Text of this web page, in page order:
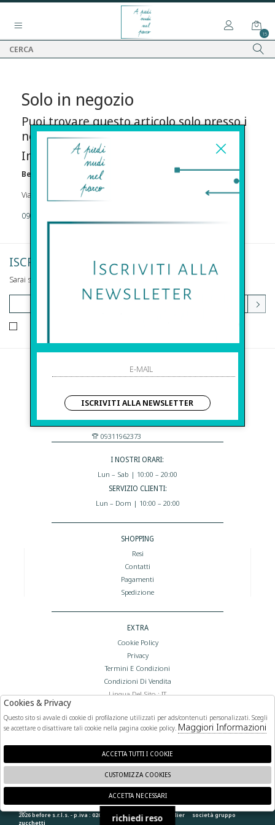
15
Solo in negozio
Puoi trovare questo articolo solo presso i
nostri punti vendita:
Info contatti
Before s.r.l.s.
Via Della Maestranza , 23 96100 Siracusa
09311962373
ISCRIVITI ALLA NEWSLETTER
Sarai sempre aggiornato su offerte e promozioni.
Before S.r.l.s.
Via Della Maestranza , 23
96100 Siracusa - Italia
Eshop@apiedinudinelparcoboutique.com
09311962373
I NOSTRI ORARI:
Lun – Sab | 10:00 – 20:00
SERVIZIO CLIENTI:
Lun – Dom | 10:00 – 20:00
SHOPPING
Resi
Contatti
Pagamenti
Spedizione
EXTRA
Cookie Policy
Privacy
Termini E Condizioni
Condizioni Di Vendita
Lingua Del Sito : IT
FOLLOW US
2026 before s.r.l.s. - p.iva : 02066400892 powered by atelier società gruppo
zucchetti
🍪
ISCRIVITI ALLA NEWSLETTER
richiedi reso
Cookies & Privacy
Questo sito si avvale di cookie di profilazione utilizzati per ads/contenuti personalizzati. Scegli
se accettare o disattivare tali cookie nella pagina cookie policy. Maggiori Informazioni
ACCETTA TUTTI I COOKIE
CUSTOMIZZA COOKIES
ACCETTA NECESSARI